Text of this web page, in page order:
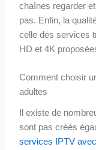
chaînes regarder
pas. Enfin, la
celle des services
HD et 4K
Comment choisir
adultes
Il existe de
sont pas créés
services IPTV